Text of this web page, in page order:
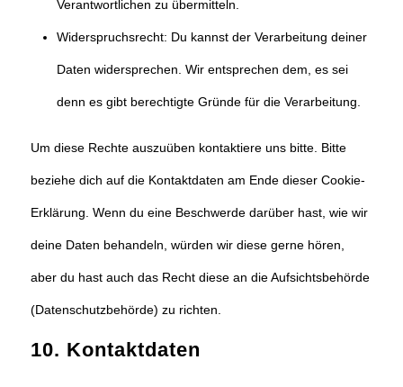
Verantwortlichen zu übermitteln.
Widerspruchsrecht: Du kannst der Verarbeitung deiner
Daten widersprechen. Wir entsprechen dem, es sei
denn es gibt berechtigte Gründe für die Verarbeitung.
Um diese Rechte auszuüben kontaktiere uns bitte. Bitte
beziehe dich auf die Kontaktdaten am Ende dieser Cookie-
Erklärung. Wenn du eine Beschwerde darüber hast, wie wir
deine Daten behandeln, würden wir diese gerne hören,
aber du hast auch das Recht diese an die Aufsichtsbehörde
(Datenschutzbehörde) zu richten.
10. Kontaktdaten